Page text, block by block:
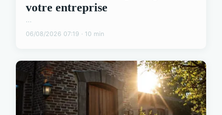
votre entreprise
...
06/08/2026 07:19 · 10 min